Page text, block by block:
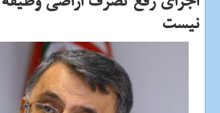
نیست